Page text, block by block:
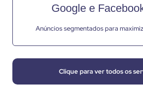
Google e
Anúncios segmentados para
Clique para ver todos os